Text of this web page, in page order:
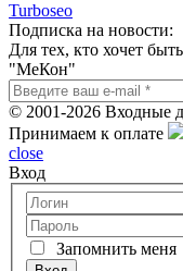
Turboseo
Подписка на новости:
Для тех, кто хочет
"МеКон"
© 2001-2026 Входные
Принимаем к оплате
close
Вход
Запомнить меня